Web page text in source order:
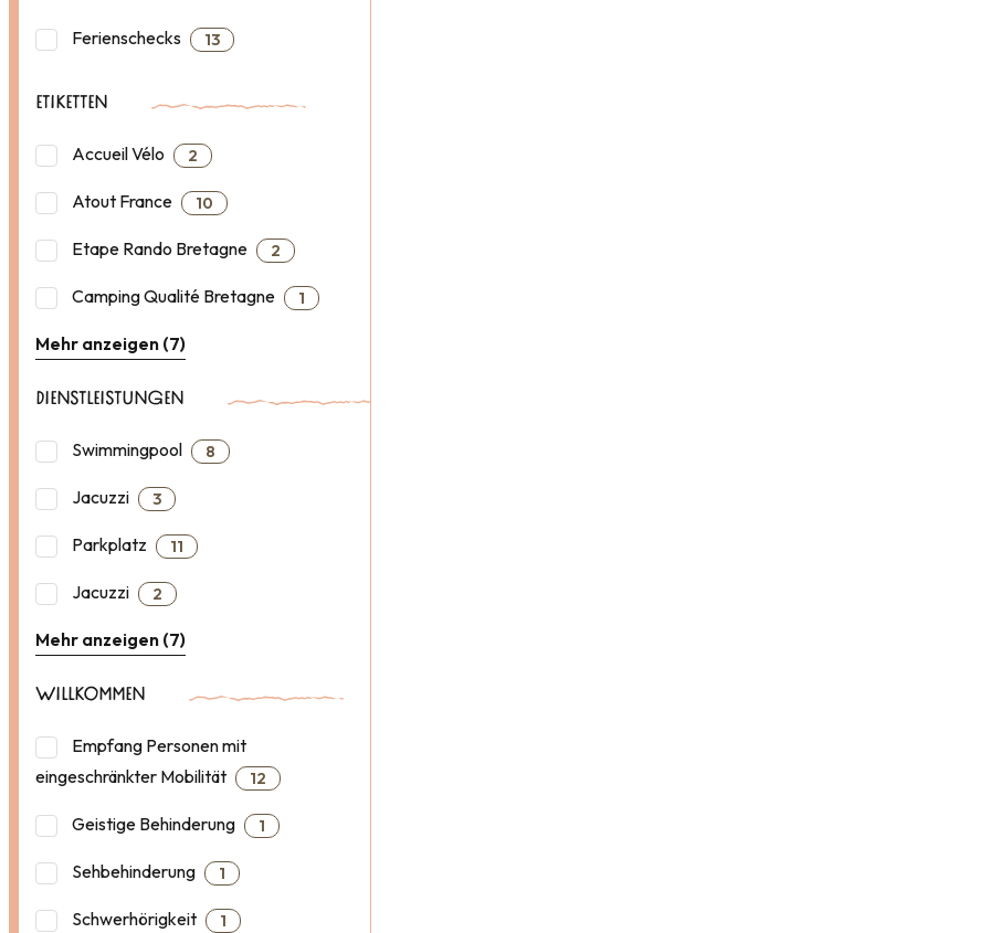
Ferienschecks 13
ETIKETTEN
Accueil Vélo 2
Atout France 10
Etape Rando Bretagne 2
Camping Qualité Bretagne 1
Mehr anzeigen (7)
DIENSTLEISTUNGEN
Swimmingpool 8
Jacuzzi 3
Parkplatz 11
Jacuzzi 2
Mehr anzeigen (7)
WILLKOMMEN
Empfang Personen mit
eingeschränkter Mobilität
12
Geistige Behinderung 1
Sehbehinderung 1
Schwerhörigkeit 1